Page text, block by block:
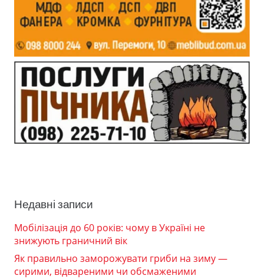
Недавні записи
Мобілізація до 60 років: чому в Україні не
знижують граничний вік
Як правильно заморожувати гриби на зиму —
сирими, відвареними чи обсмаженими